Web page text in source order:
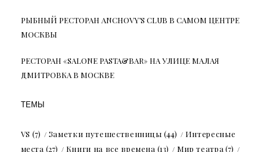
РЫБНЫЙ РЕСТОРАН ANCHOVY’S CLUB В САМОМ ЦЕНТРЕ
МОСКВЫ
РЕСТОРАН «SALONE PASTA&BAR» НА УЛИЦЕ МАЛАЯ
ДМИТРОВКА В МОСКВЕ
ТЕМЫ
VS (7) Заметки путешественницы (44)
Интересные
места (27) Книги на все времена (13) Мир театра (7)